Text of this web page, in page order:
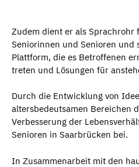
Zudem dient er als Sprachrohr
Seniorinnen und Senioren und
Plattform, die es Betroffenen
treten und Lösungen für
Durch die Entwicklung von
altersbedeutsamen Bereichen
Verbesserung der
Senioren in Saarbrücken bei.
In Zusammenarbeit mit den